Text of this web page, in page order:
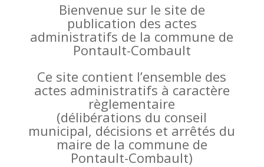
Bienvenue sur le site de
publication des actes
administratifs de la commune de
Pontault-Combault
Ce site contient l’ensemble des
actes administratifs à caractère
règlementaire
(délibérations du conseil
municipal, décisions et arrêtés du
maire de la commune de
Pontault-Combault)